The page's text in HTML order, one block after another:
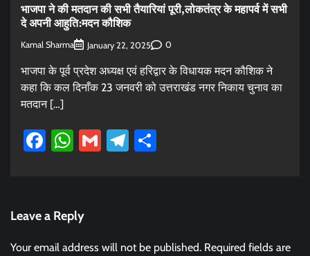
भाजपा ने की मतदान की सभी तैयारियां पूरी,लोकतंत्र के महापर्व में सभी
दे अपनी आहुति:मदन कौशिक
Kamal Sharma January 22, 2025 0
भाजपा के पूर्व प्रदेश अध्यक्ष एवं हरिद्वार के विधायक मदन कौशिक ने
कहा कि कल दिनाँक 23 जनवरी को उत्तराखंड नगर निकाय चुनाव का
मतदान […]
Facebook
WhatsApp
GmailTelegram
Leave a Reply
Your email address will not be published. Required fields are